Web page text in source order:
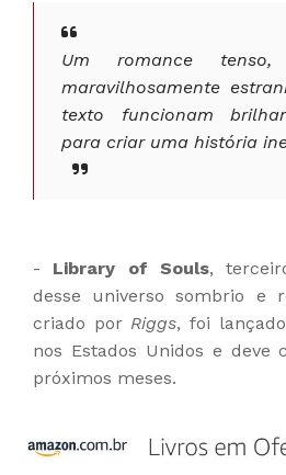
Um romance
maravilhosamente
texto funcionam
para criar uma história
- Library of Souls,
desse universo sombrio e
criado por Riggs, foi
nos Estados Unidos e deve
próximos meses.